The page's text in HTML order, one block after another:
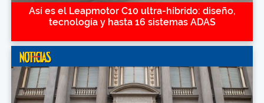
Así es el Leapmotor C10 ultra-híbrido: diseño,
tecnología y hasta 16 sistemas ADAS